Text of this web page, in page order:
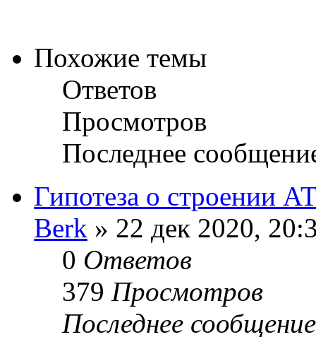
Похожие темы
Ответов
Просмотров
Последнее
Гипотеза о строении
Berk » 22 дек 2020,
0 Ответов
379 Просмотров
Последнее